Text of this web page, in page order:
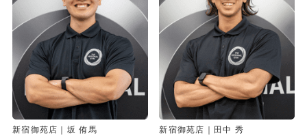
新宿御苑店｜坂 侑馬 新宿御苑店｜田中 秀